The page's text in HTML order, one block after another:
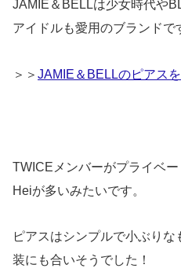
JAMIE＆BELLは少女時代や
アイドルも愛用のブランドで
＞＞ JAMIE＆BELLのピアス
TWICEメンバーがプライベ
Heiが多いみたいです。
ピアスはシンプルで小ぶり
装にも合いそうでした！